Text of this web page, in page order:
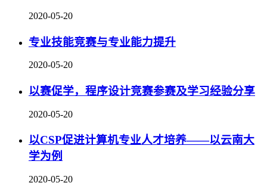
2020-05-20
专业技能竞赛与专业能力提升
2020-05-20
以赛促学，程序设计竞赛参赛及学习经验分享
2020-05-20
以CSP促进计算机专业人才培养——以云南大
学为例
2020-05-20